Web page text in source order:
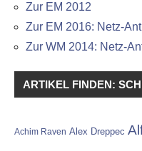
Zur EM 2012
Zur EM 2016: Netz-
Zur WM 2014: Netz-
ARTIKEL FINDEN:
Achim Raven Alex Dreppec